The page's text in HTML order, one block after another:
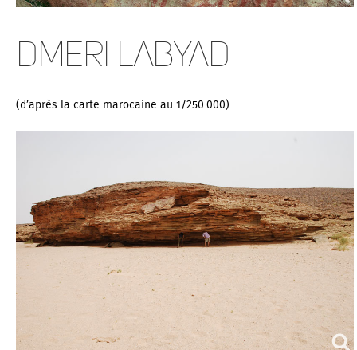
Dmeri Labyad
(d’après la carte marocaine au 1/250.000)